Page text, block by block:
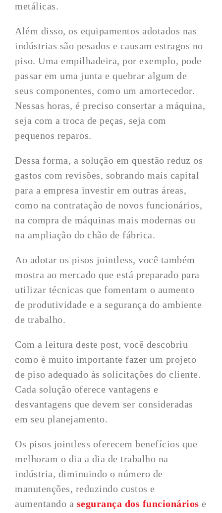
metálicas.
Além disso, os equipamentos adotados nas
indústrias são pesados e causam estragos no
piso. Uma empilhadeira, por exemplo, pode
passar em uma junta e quebrar algum de
seus componentes, como um amortecedor.
Nessas horas, é preciso consertar a máquina,
seja com a troca de peças, seja com
pequenos reparos.
Dessa forma, a solução em questão reduz os
gastos com revisões, sobrando mais capital
para a empresa investir em outras áreas,
como na contratação de novos funcionários,
na compra de máquinas mais modernas ou
na ampliação do chão de fábrica.
Ao adotar os pisos jointless, você também
mostra ao mercado que está preparado para
utilizar técnicas que fomentam o aumento
de produtividade e a segurança do ambiente
de trabalho.
Com a leitura deste post, você descobriu
como é muito importante fazer um projeto
de piso adequado às solicitações do cliente.
Cada solução oferece vantagens e
desvantagens que devem ser consideradas
em seu planejamento.
Os pisos jointless oferecem benefícios que
melhoram o dia a dia de trabalho na
indústria, diminuindo o número de
manutenções, reduzindo custos e
aumentando a segurança dos funcionários e